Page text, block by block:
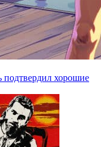
подтвердил хорошие